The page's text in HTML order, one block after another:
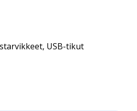
, USB-tikut